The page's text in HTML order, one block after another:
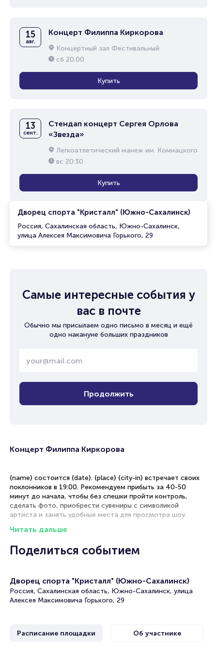
Дворец спорта "Кристалл" (Южно-Сахалинск)
Россия, Сахалинская область, Южно-Сахалинск,
улица Алексея Максимовича Горького, 29
15
авг.
Концерт Филиппа Киркорова
Концертный зал Фестивальный
сб 20:00
Купить
13
сент.
Стендап концерт Сергея Орлова
«Звезда»
Легкоатлетический манеж им. Комнацкого
вс 20:30
Купить
Самые интересные события у
вас в почте
Обычно мы присылаем одно письмо в месяц и ещё
одно накануне больших праздников
Продолжить
Концерт Филиппа Киркорова
{name} состоится {date}. {place} {city-in} встречает своих
поклонников в 19:00. Рекомендуем прибыть за 40-50
минут до начала, чтобы без спешки пройти контроль,
сделать фото, приобрести сувениры с символикой
артиста и занять удобные места для просмотра шоу.
Рекомендации по выбору мест
Танцевальный партер — идеальная зона для активных
Фан-зона — оптимальное сочетание хорошего обзора и
возможности погрузиться в атмосферу выступления
Сидячие места — комфортный вариант для спокойного
Читать дальше
Поделиться событием
Дворец спорта "Кристалл" (Южно-Сахалинск)
Россия, Сахалинская область, Южно-Сахалинск, улица
Алексея Максимовича Горького, 29
Расписание площадки Об участнике